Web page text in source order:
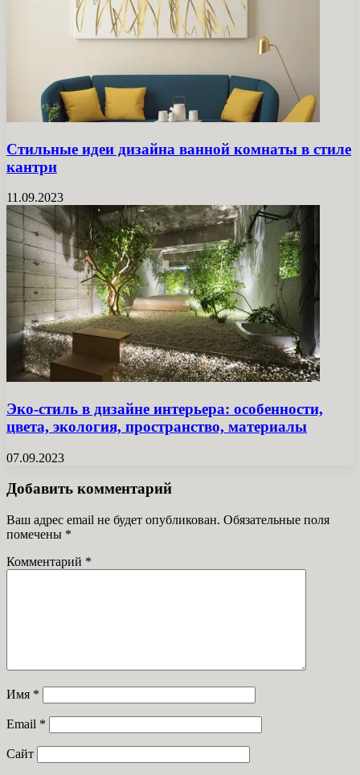
Стильные идеи дизайна ванной комнаты в стиле
кантри
11.09.2023
Эко-стиль в дизайне интерьера: особенности,
цвета, экология, пространство, материалы
07.09.2023
Добавить комментарий
Ваш адрес email не будет опубликован. Обязательные поля
помечены *
Комментарий *
Имя *
Email *
Сайт